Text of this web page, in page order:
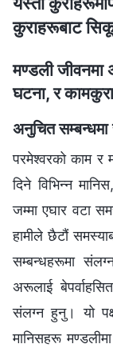
कुराहरूबाट
मण्डली जीवनमा
घटना, र
अनुचित
परमेश्‍वरको काम र
दिने विभिन्‍न
जम्‍मा एघार वटा
हामीले छैटौं
सम्बन्धहरूमा
अरूलाई
संलग्‍न हुनु। यो
मानिसहरू